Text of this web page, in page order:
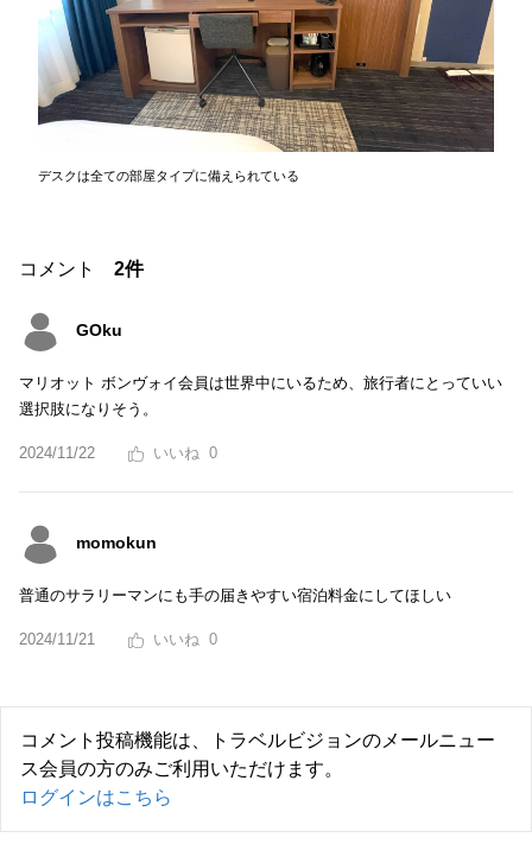
デスクは全ての部屋タイプに備えられている
コメント 2件
GOku
マリオット ボンヴォイ会員は世界中にいるため、旅行者にとっていい
選択肢になりそう。
2024/11/22 0
momokun
普通のサラリーマンにも手の届きやすい宿泊料金にしてほしい
2024/11/21 0
コメント投稿機能は、トラベルビジョンのメールニュー
ス会員の方のみご利用いただけます。
ログインはこちら